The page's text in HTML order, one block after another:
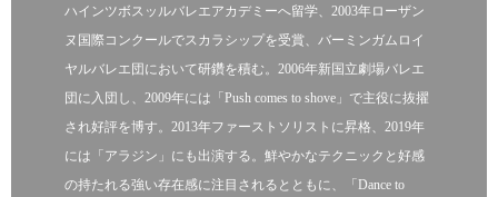
ハインツボスッルバレエアカデミーへ留学、2003年ローザン
ヌ国際コンクールでスカラシップを受賞、バーミンガムロイ
ヤルバレエ団において研鑽を積む。2006年新国立劇場バレエ
団に入団し、2009年には「Push comes to shove」で主役に抜擢
され好評を博す。2013年ファーストソリストに昇格、2019年
には「アラジン」にも出演する。鮮やかなテクニックと好感
の持たれる強い存在感に注目されるとともに、「Dance to